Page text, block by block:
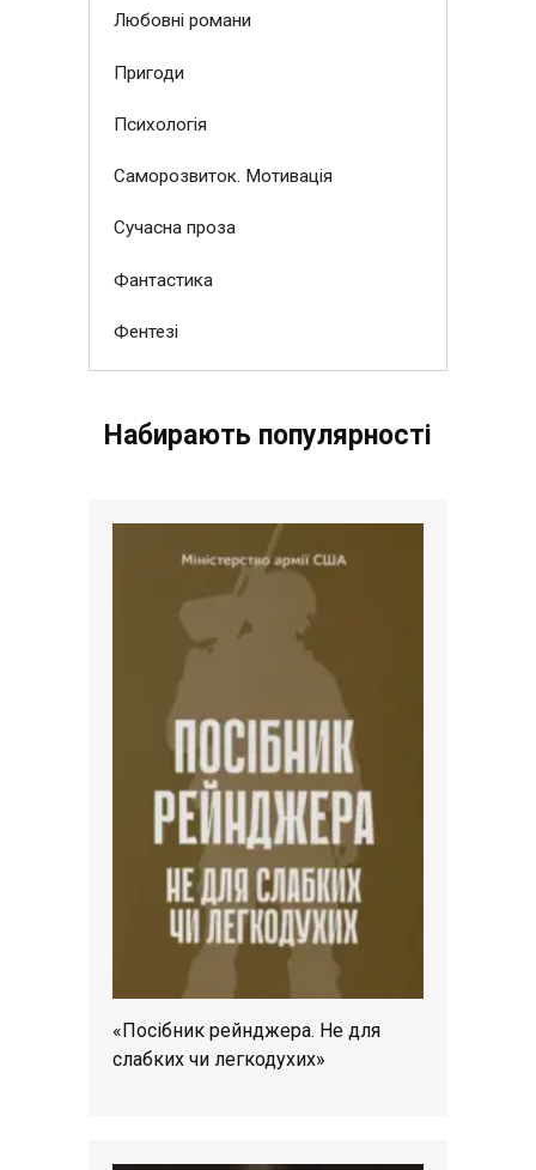
Любовні романи
Пригоди
Психологія
Саморозвиток. Мотивація
Сучасна проза
Фантастика
Фентезі
Набирають популярності
«Посібник рейнджера. Не для
слабких чи легкодухих»